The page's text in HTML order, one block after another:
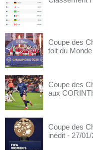
Coupe des
toit du Monde
Coupe des
aux
Coupe des
inédit - 27/